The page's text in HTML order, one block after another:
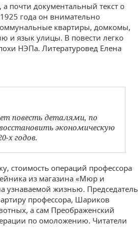
почти документальный текст о
года он внимательно
квартиры, домкомы,
и язык улицы. В повести легко
НЭПа. Литературовед Елена
повесть деталями, по
экономическую
х годов.
стоимость операций профессора
из магазина «Мюр и
узнаваемой жизнью. Председатель
профессора, Шариков
а сам Преображенский
по омоложению. Читатели